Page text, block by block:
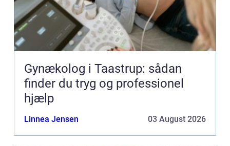
Gynækolog i Taastrup: sådan
finder du tryg og professionel
hjælp
Linnea Jensen 03 August 2026